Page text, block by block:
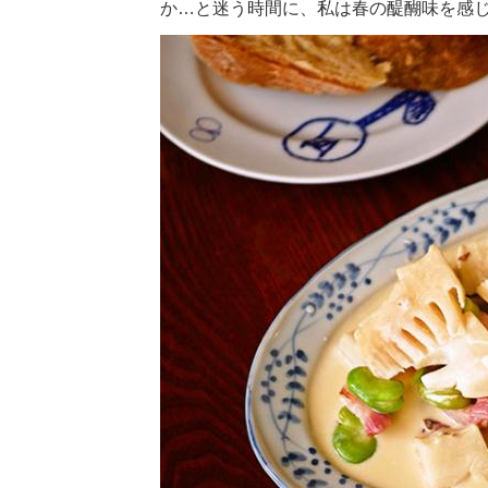
か…と迷う時間に、私は春の醍醐味を感